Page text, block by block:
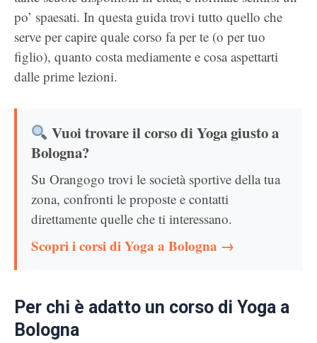
po’ spaesati. In questa guida trovi tutto quello che
serve per capire quale corso fa per te (o per tuo
figlio), quanto costa mediamente e cosa aspettarti
dalle prime lezioni.
Vuoi trovare il corso di Yoga giusto a
Bologna?
Su Orangogo trovi le società sportive della tua
zona, confronti le proposte e contatti
direttamente quelle che ti interessano.
Scopri i corsi di Yoga a Bologna →
Per chi è adatto un corso di Yoga a
Bologna